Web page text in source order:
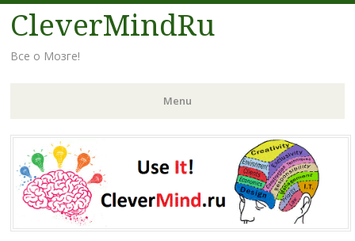
CleverMindRu
Все о Мозге!
Menu
Skip
to
content